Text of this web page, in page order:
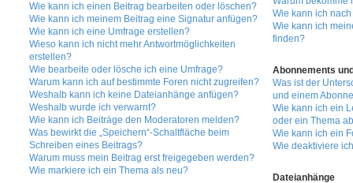
Wie kann ich einen Beitrag bearbeiten oder löschen?
Wie kann ich meinem Beitrag eine Signatur anfügen?
Wie kann ich eine Umfrage erstellen?
Wieso kann ich nicht mehr Antwortmöglichkeiten
erstellen?
Wie bearbeite oder lösche ich eine Umfrage?
Warum kann ich auf bestimmte Foren nicht zugreifen?
Weshalb kann ich keine Dateianhänge anfügen?
Weshalb wurde ich verwarnt?
Wie kann ich Beiträge den Moderatoren melden?
Was bewirkt die „Speichern“-Schaltfläche beim
Schreiben eines Beitrags?
Warum muss mein Beitrag erst freigegeben werden?
Wie markiere ich ein Thema als neu?
Wie kann ich
Wie kann ich
finden?
Abonnements
Was ist der
und einem
Wie kann ich ein
oder ein Thema
Wie kann ich ein
Wie deaktiviere
Dateianhänge